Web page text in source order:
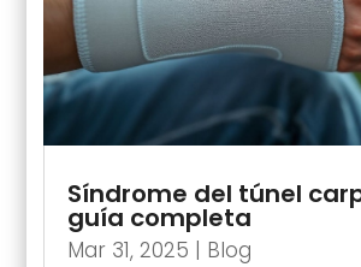
Síndrome del túnel
guía completa
Mar 31, 2025 | Blog